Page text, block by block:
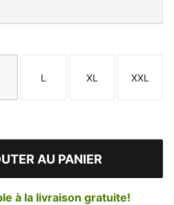
Taille
L
Taille
XL
Taille
XXL
AU PANIER
à la livraison gratuite!